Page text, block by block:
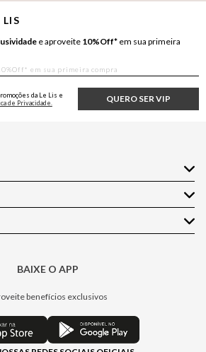
LIS
e aproveite 10%Off* em sua primeira
QUERO SER VIP
da Le Lis e
de Privacidade.
BAIXE O APP
benefícios exclusivos